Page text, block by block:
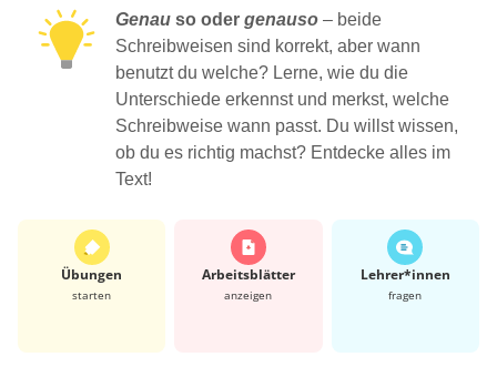
Genau so oder genauso – beide
Schreibweisen sind korrekt, aber wann
benutzt du welche? Lerne, wie du die
Unterschiede erkennst und merkst, welche
Schreibweise wann passt. Du willst wissen,
ob du es richtig machst? Entdecke alles im
Text!
Übungen
starten
Arbeits­blätter
anzeigen
Lehrer*​innen
fragen